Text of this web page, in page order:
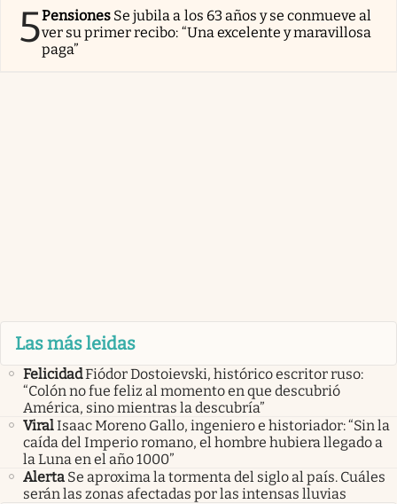
5Pensiones Se jubila a los 63 años y se conmueve al
ver su primer recibo: “Una excelente y maravillosa
paga”
Las más leidas
FelicidadFiódor Dostoievski, histórico escritor ruso:
“Colón no fue feliz al momento en que descubrió
América, sino mientras la descubría”
ViralIsaac Moreno Gallo, ingeniero e historiador: “Sin la
caída del Imperio romano, el hombre hubiera llegado a
la Luna en el año 1000”
Alerta Se aproxima la tormenta del siglo al país. Cuáles
serán las zonas afectadas por las intensas lluvias